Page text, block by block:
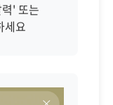
' 또는
세요